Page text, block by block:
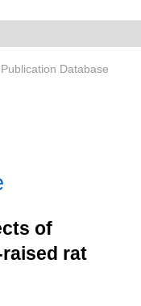
Publication Database
of
rat